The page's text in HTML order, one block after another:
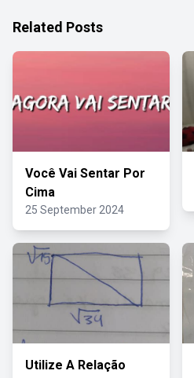
Related Posts
Você Vai Sentar Por
Cima
25 September 2024
Utilize A Relação